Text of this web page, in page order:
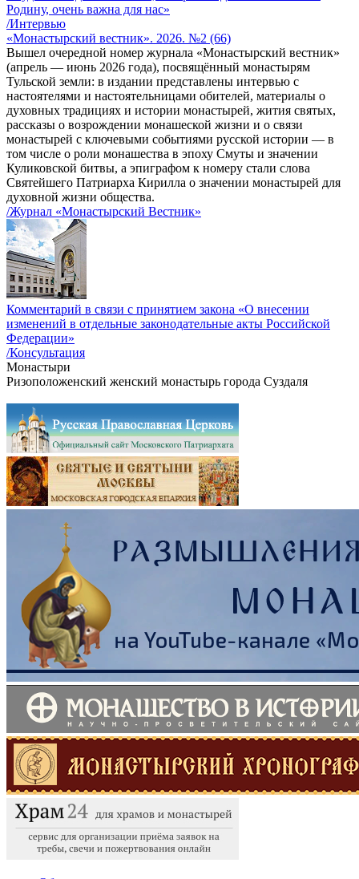
Родину, очень важна для нас»
/Интервью
«Монастырский вестник». 2026. №2 (66)
Вышел очередной номер журнала «Монастырский вестник»
(апрель — июнь 2026 года), посвящённый монастырям
Тульской земли: в издании представлены интервью с
настоятелями и настоятельницами обителей, материалы о
духовных традициях и истории монастырей, жития святых,
рассказы о возрождении монашеской жизни и о связи
монастырей с ключевыми событиями русской истории — в
том числе о роли монашества в эпоху Смуты и значении
Куликовской битвы, а эпиграфом к номеру стали слова
Святейшего Патриарха Кирилла о значении монастырей для
духовной жизни общества.
/Журнал «Монастырский Вестник»
Комментарий в связи с принятием закона «О внесении
изменений в отдельные законодательные акты Российской
Федерации»
/Консультация
Монастыри
Ризоположенский женский монастырь города Суздаля